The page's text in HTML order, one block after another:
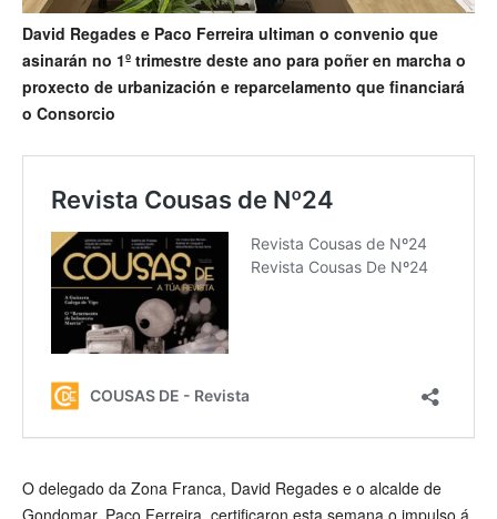
David Regades e Paco Ferreira ultiman o convenio que
asinarán no 1º trimestre deste ano para poñer en marcha o
proxecto de urbanización e reparcelamento que financiará
o Consorcio
O delegado da Zona Franca, David Regades e o alcalde de
Gondomar, Paco Ferreira, certificaron esta semana o impulso á